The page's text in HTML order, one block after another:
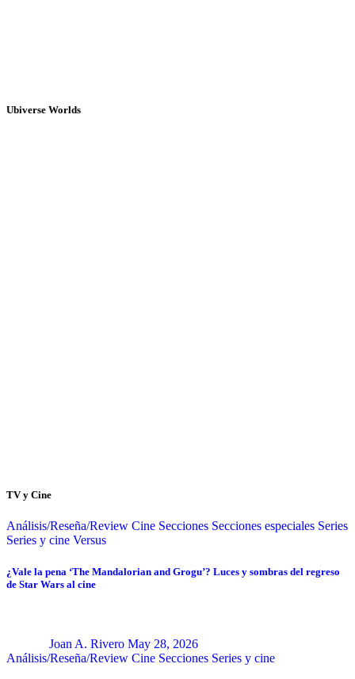
Ubiverse Worlds
TV y Cine
Análisis/Reseña/Review Cine Secciones Secciones especiales Series
Series y cine Versus
¿Vale la pena ‘The Mandalorian and Grogu’? Luces y sombras del regreso
de Star Wars al cine
Joan A. Rivero May 28, 2026
Análisis/Reseña/Review Cine Secciones Series y cine